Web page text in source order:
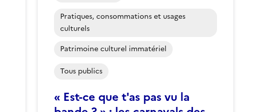
« Est-ce que t'as pas vu la
Pratiques, consommations et usages
culturels
Patrimoine culturel immatériel
Tous publics